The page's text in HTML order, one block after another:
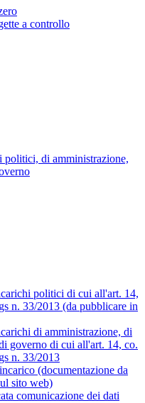
a controllo
di amministrazione,
politici di cui all'art. 14,
n. 33/2013 (da pubblicare in
di amministrazione, di
governo di cui all'art. 14, co.
n. 33/2013
(documentazione da
sito web)
comunicazione dei dati